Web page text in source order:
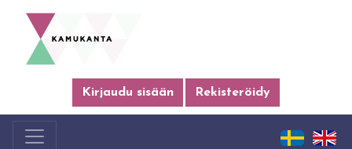
Kirjaudu sisään Rekisteröidy